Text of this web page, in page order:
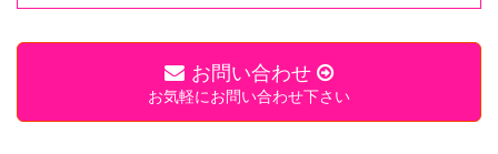
お問い合わせ
お気軽にお問い合わせ下さい